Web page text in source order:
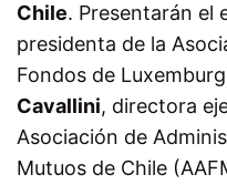
Chile. Presentarán el
presidenta de la
Fondos de
Cavallini, directora
Asociación de
Mutuos de Chile